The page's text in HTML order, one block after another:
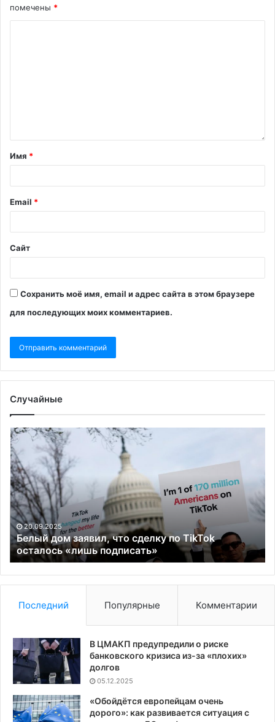
помечены *
Имя *
Email *
Сайт
Сохранить моё имя, email и адрес сайта в этом браузере
для последующих моих комментариев.
Случайные
Белый
дом
заявил,
что
сделку
по
TikTok
осталось
«лишь
подписать»
20.09.2025
Белый дом заявил, что сделку по TikTok
осталось «лишь подписать»
15
Последний Популярные Комментарии
В ЦМАКП предупредили о риске
банковского кризиса из-за «плохих»
долгов
05.12.2025
«Обойдётся европейцам очень
дорого»: как развивается ситуация с